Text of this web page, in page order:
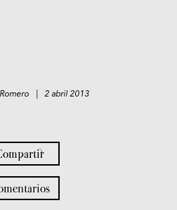
Romero | 2 abril 2013